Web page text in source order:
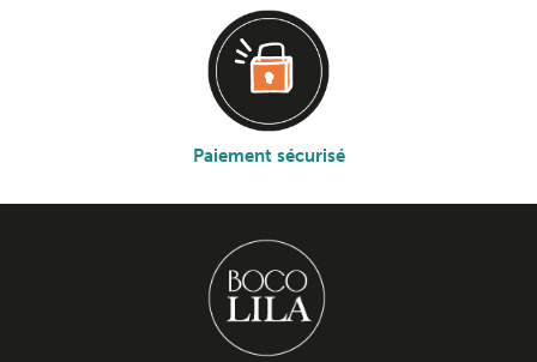
Paiement sécurisé